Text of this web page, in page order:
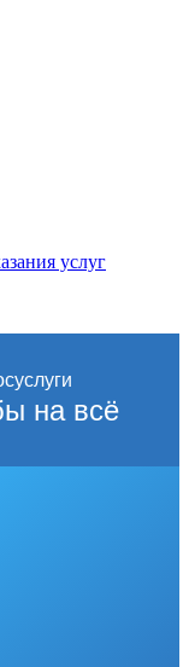
услуг
на всё